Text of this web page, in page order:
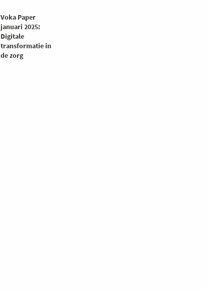
Voka Paper
januari 2025:
Digitale
transformatie in
de zorg